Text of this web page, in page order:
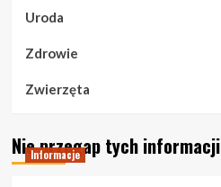
Uroda
Zdrowie
Zwierzęta
Nie przegap tych informacji
Informacje